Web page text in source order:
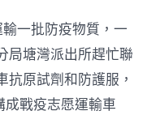
一批防疫物質，一
局塘灣派出所趕忙聯
原試劑和防護服，
戰疫志愿運輸車